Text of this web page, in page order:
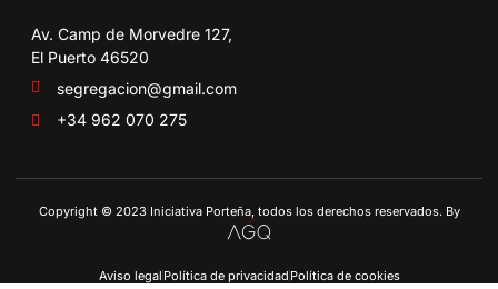
Av. Camp de Morvedre 127,
El Puerto 46520
segregacion@gmail.com
+34 962 070 275
Copyright © 2023 Iniciativa Porteña, todos los derechos reservados. By
Aviso legalPolítica de privacidadPolítica de cookies